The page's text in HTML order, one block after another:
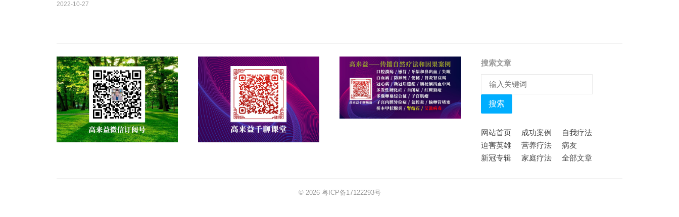
2022-10-27
搜索文章
搜索
网站首页 成功案例
自我疗法
迫害英雄
营养疗法
病友
新冠专辑
家庭疗法 全部文章
© 2026 粤ICP备17122293号